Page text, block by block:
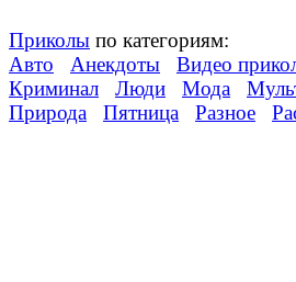
Приколы по категориям:
Авто
Анекдоты Видео
Криминал
Люди Мода
Природа
Пятница Разное